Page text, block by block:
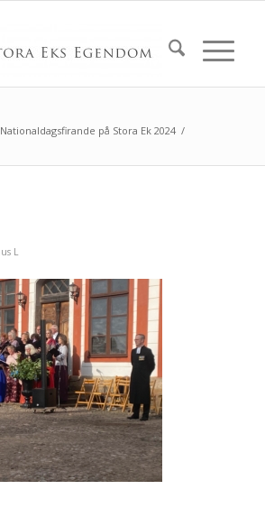
Nationaldagsfirande på Stora Ek 2024 /
L